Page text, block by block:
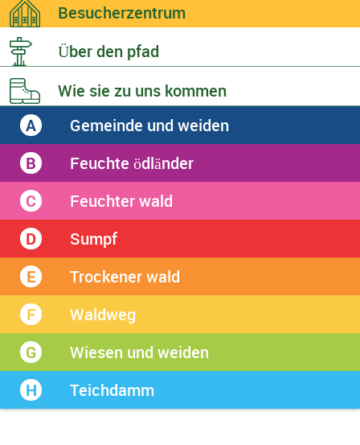
Besucherzentrum
Über den pfad
Wie sie zu uns kommen
Gemeinde und weiden
A
Feuchte ödländer
B
Feuchter wald
C
Sumpf
D
Trockener wald
E
Waldweg
F
Wiesen und weiden
G
Teichdamm
H